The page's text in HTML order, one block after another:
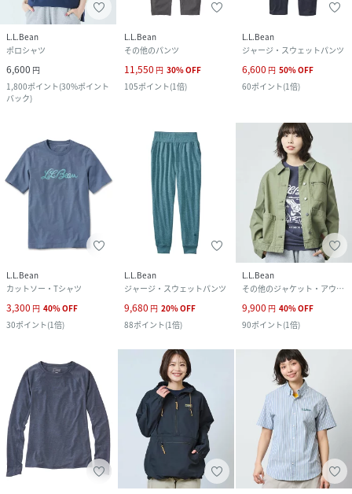
L.L.Bean
ポロシャツ
6,600 円
1,800ポイント(30%ポイント
バック)
L.L.Bean
その他のパンツ
11,550 円 30%OFF
105ポイント(1倍)
L.L.Bean
ジャージ・スウェットパンツ
6,600 円 50%OFF
60ポイント(1倍)
L.L.Bean
カットソー・Tシャツ
3,300 円 40%OFF
30ポイント(1倍)
L.L.Bean
ジャージ・スウェットパンツ
9,680 円 20%OFF
88ポイント(1倍)
L.L.Bean
その他のジャケット・アウター
9,900 円 40%OFF
90ポイント(1倍)